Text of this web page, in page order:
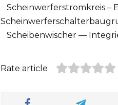
Scheinwerferstromkreis –
Scheibenwischer —
Rate article